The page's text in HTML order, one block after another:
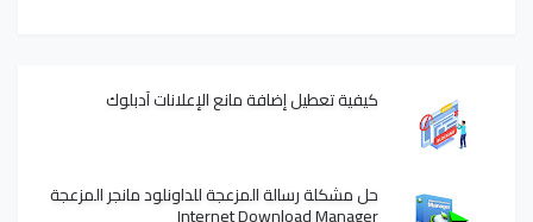
كيفية تعطيل إضافة مانع الإعلانات آدبلوك
حل مشكلة رسالة المزعجة للداونلود مانجر المزعجة